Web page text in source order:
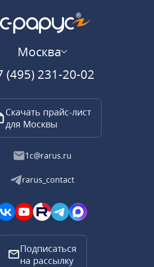
Москва
(495) 231-20-02
Скачать прайс-лист
для Москвы
1c@rarus.ru
rarus_contact
Подписаться
на рассылку